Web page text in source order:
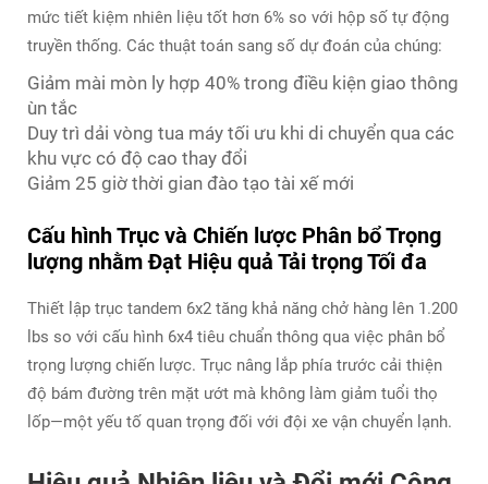
mức tiết kiệm nhiên liệu tốt hơn 6% so với hộp số tự động
truyền thống. Các thuật toán sang số dự đoán của chúng:
Giảm mài mòn ly hợp 40% trong điều kiện giao thông
ùn tắc
Duy trì dải vòng tua máy tối ưu khi di chuyển qua các
khu vực có độ cao thay đổi
Giảm 25 giờ thời gian đào tạo tài xế mới
Cấu hình Trục và Chiến lược Phân bổ Trọng
lượng nhằm Đạt Hiệu quả Tải trọng Tối đa
Thiết lập trục tandem 6x2 tăng khả năng chở hàng lên 1.200
lbs so với cấu hình 6x4 tiêu chuẩn thông qua việc phân bổ
trọng lượng chiến lược. Trục nâng lắp phía trước cải thiện
độ bám đường trên mặt ướt mà không làm giảm tuổi thọ
lốp—một yếu tố quan trọng đối với đội xe vận chuyển lạnh.